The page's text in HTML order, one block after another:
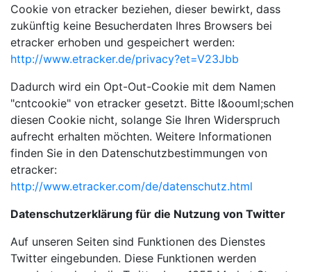
Cookie von etracker beziehen, dieser bewirkt, dass
zukünftig keine Besucherdaten Ihres Browsers bei
etracker erhoben und gespeichert werden:
http://www.etracker.de/privacy?et=V23Jbb
Dadurch wird ein Opt-Out-Cookie mit dem Namen
"cntcookie" von etracker gesetzt. Bitte l&oouml;schen
diesen Cookie nicht, solange Sie Ihren Widerspruch
aufrecht erhalten möchten. Weitere Informationen
finden Sie in den Datenschutzbestimmungen von
etracker:
http://www.etracker.com/de/datenschutz.html
Datenschutzerklärung für die Nutzung von Twitter
Auf unseren Seiten sind Funktionen des Dienstes
Twitter eingebunden. Diese Funktionen werden